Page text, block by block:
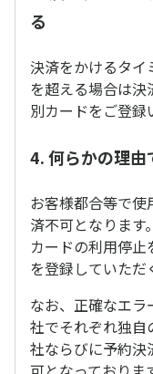
る
決済をかけるタイ
を超える場合は決
別カードをご登録
4. 何らかの理由
お客様都合等で
済不可となります。
カードの利用停
を登録していただ
なお、正確なエ
社でそれぞれ独自
社ならびに予約決